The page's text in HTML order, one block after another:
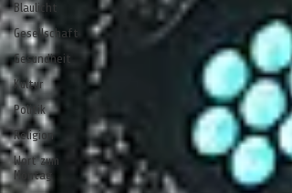
Blaulicht
Gesellschaft
Gesundheit
Kultur
Politik
Religion
Wort zum
Montag